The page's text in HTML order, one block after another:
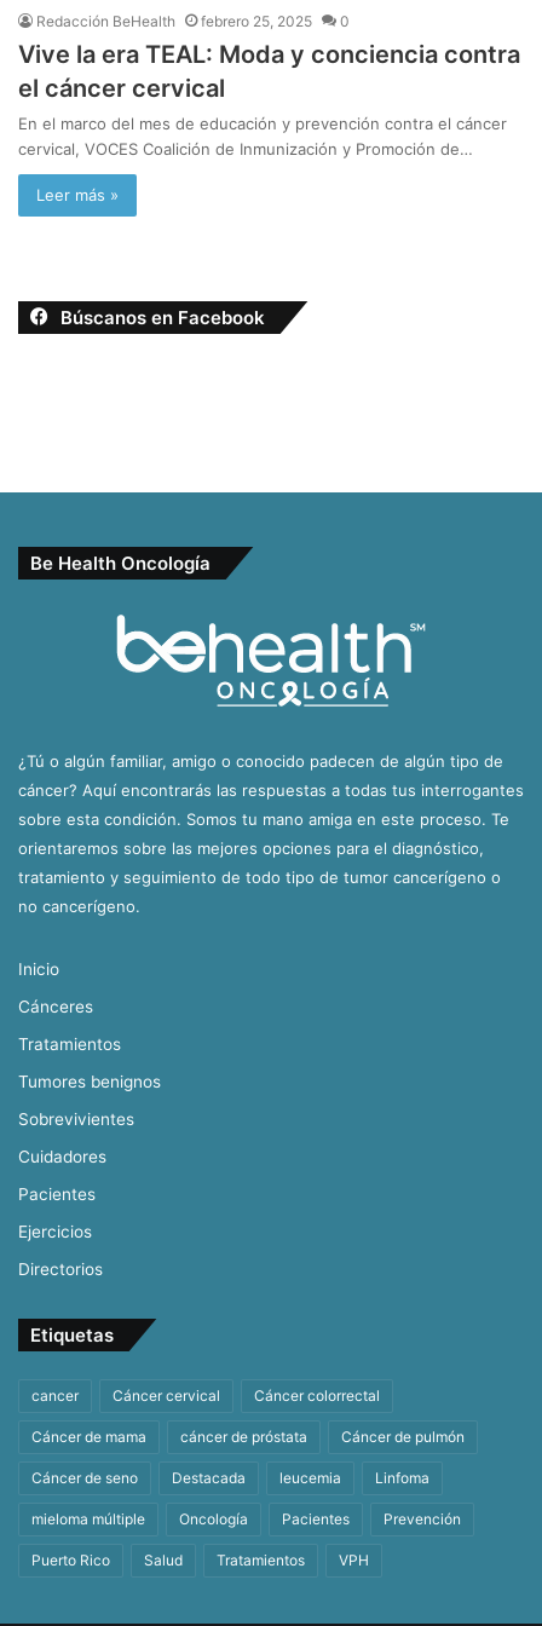
Redacción BeHealth febrero 25, 2025 0
Vive la era TEAL: Moda y conciencia contra
el cáncer cervical
En el marco del mes de educación y prevención contra el cáncer
cervical, VOCES Coalición de Inmunización y Promoción de…
Leer más »
Búscanos en Facebook
Be Health Oncología
¿Tú o algún familiar, amigo o conocido padecen de algún tipo de
cáncer? Aquí encontrarás las respuestas a todas tus interrogantes
sobre esta condición. Somos tu mano amiga en este proceso. Te
orientaremos sobre las mejores opciones para el diagnóstico,
tratamiento y seguimiento de todo tipo de tumor cancerígeno o
no cancerígeno.
Inicio
Cánceres
Tratamientos
Tumores benignos
Sobrevivientes
Cuidadores
Pacientes
Ejercicios
Directorios
Etiquetas
cancer Cáncer cervical Cáncer colorrectal
Cáncer de mama cáncer de próstata Cáncer de pulmón
Cáncer de seno Destacada leucemia Linfoma
mieloma múltiple Oncología Pacientes Prevención
Puerto Rico Salud Tratamientos VPH